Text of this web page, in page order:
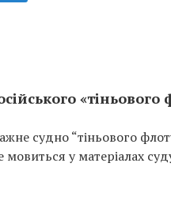
«тіньового
судно “тіньового
мовиться у матеріалах